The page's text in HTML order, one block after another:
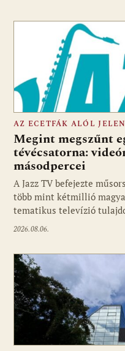
Fotó: media1.hu
AZ ECETFÁK ALÓL
Megint megszűnt
tévécsatorna:
másodpercei
A Jazz TV befejezte
több mint kétmillió
tematikus televízió
2026.08.06.